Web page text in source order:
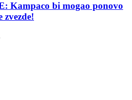
Kampaco bi mogao ponovo
zvezde!